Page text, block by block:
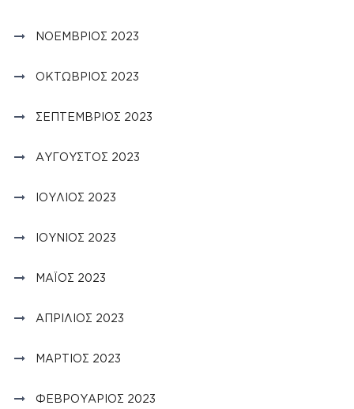
ΝΟΈΜΒΡΙΟΣ 2023
ΟΚΤΏΒΡΙΟΣ 2023
ΣΕΠΤΈΜΒΡΙΟΣ 2023
ΑΎΓΟΥΣΤΟΣ 2023
ΙΟΎΛΙΟΣ 2023
ΙΟΎΝΙΟΣ 2023
ΜΆΙΟΣ 2023
ΑΠΡΊΛΙΟΣ 2023
ΜΆΡΤΙΟΣ 2023
ΦΕΒΡΟΥΆΡΙΟΣ 2023